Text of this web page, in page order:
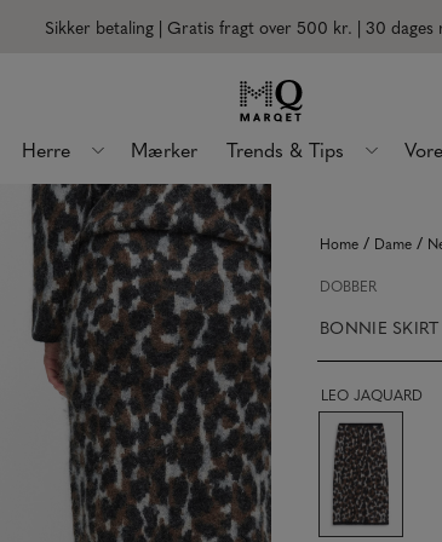
Sikker betaling | Gratis fragt over 500 kr. | 30
Herre Mærker Trends & Tips
Home / Dame /
DOBBER
BONNIE SKIRT
LEO JAQUARD